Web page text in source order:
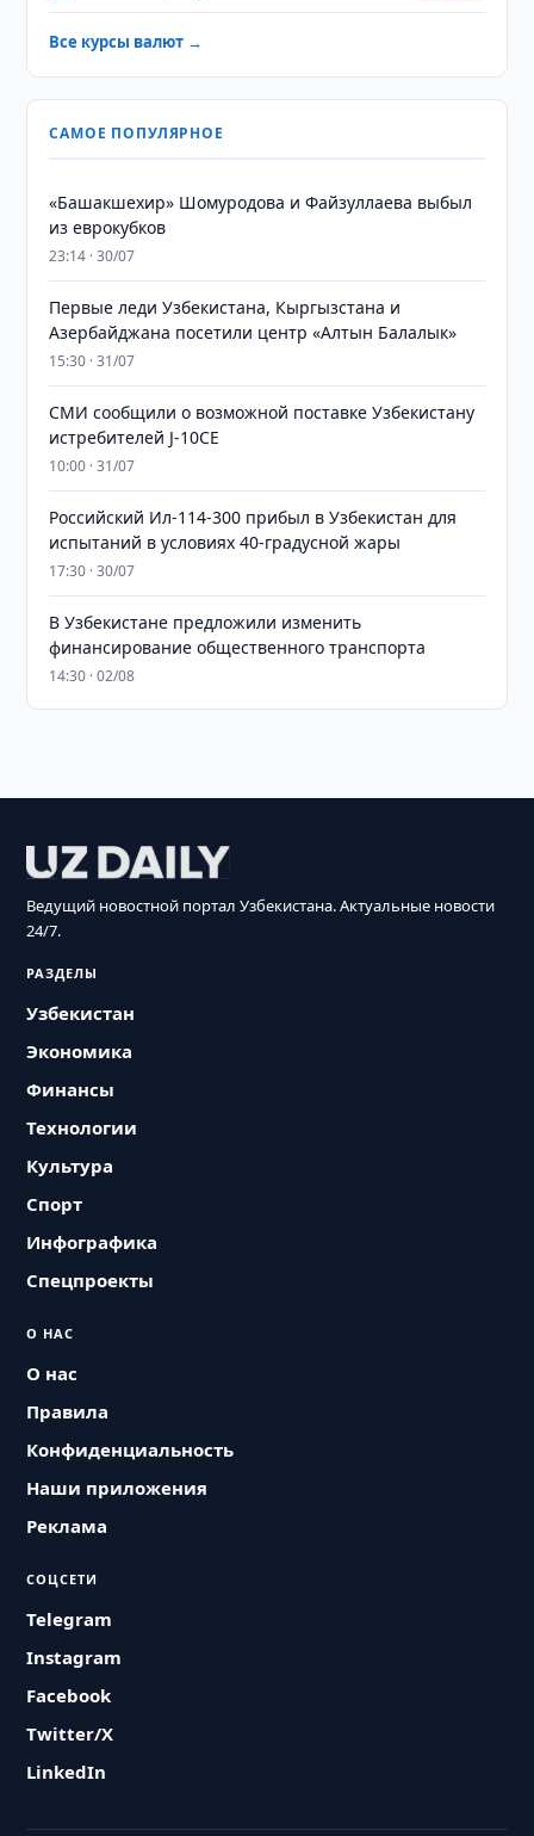
Все курсы валют →
САМОЕ ПОПУЛЯРНОЕ
«Башакшехир» Шомуродова и Файзуллаева выбыл
из еврокубков
23:14 · 30/07
Первые леди Узбекистана, Кыргызстана и
Азербайджана посетили центр «Алтын Балалык»
15:30 · 31/07
СМИ сообщили о возможной поставке Узбекистану
истребителей J-10CE
10:00 · 31/07
Российский Ил-114-300 прибыл в Узбекистан для
испытаний в условиях 40-градусной жары
17:30 · 30/07
В Узбекистане предложили изменить
финансирование общественного транспорта
14:30 · 02/08
Ведущий новостной портал Узбекистана. Актуальные новости
24/7.
РАЗДЕЛЫ
Узбекистан
Экономика
Финансы
Технологии
Культура
Спорт
Инфографика
Спецпроекты
О НАС
О нас
Правила
Конфиденциальность
Наши приложения
Реклама
СОЦСЕТИ
Telegram
Instagram
Facebook
Twitter/X
LinkedIn